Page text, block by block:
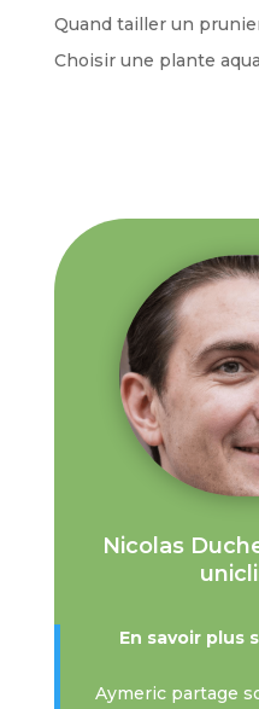
Quand tailler un
Choisir une plante
Nicolas
En savoir plus
Aymeric partage